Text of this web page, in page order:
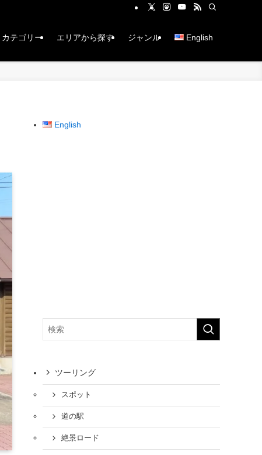
カテゴリー エリアから探す ジャンル English
English
ツーリング
スポット
道の駅
絶景ロード